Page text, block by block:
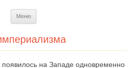
Меню
на Западе одновременно